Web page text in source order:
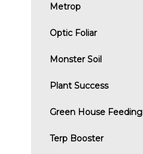
Metrop
Optic Foliar
Monster Soil
Plant Success
Green House Feeding
Terp Booster